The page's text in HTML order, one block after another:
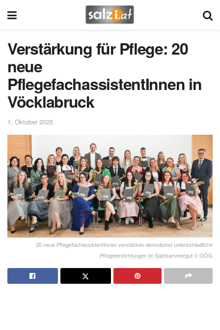
Verstärkung für Pflege: 20
neue
PflegefachassistentInnen in
Vöcklabruck
1. Oktober 2025
20 neue PflegefachassistentInnen verstärken demnächst unterschiedliche
Pflegeeinrichtungen im Salzkammergut © OÖG